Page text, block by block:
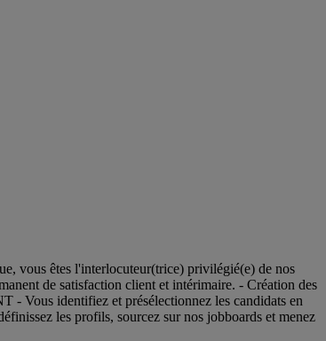
vous êtes l'interlocuteur(trice) privilégié(e) de nos
de satisfaction client et intérimaire. - Création des
- Vous identifiez et présélectionnez les candidats en
les profils, sourcez sur nos jobboards et menez